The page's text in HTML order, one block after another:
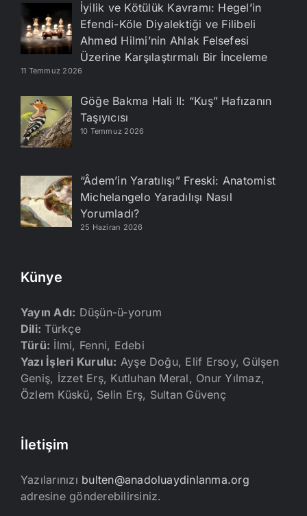
İyilik ve Kötülük Kavramı: Hegel’in
Efendi-Köle Diyalektiği ve Filibeli
Ahmed Hilmi’nin Ahlak Felsefesi
Üzerine Karşılaştırmalı Bir İnceleme
11 Temmuz 2026
Göğe Bakma Hali II: “Kuş” Hafızanın
Taşıyıcısı
10 Temmuz 2026
“Âdem’in Yaratılışı” Freski: Anatomist
Michelangelo Yaradılışı Nasıl
Yorumladı?
25 Haziran 2026
Künye
Yayın Adı: Düşün-ü-yorum
Dili: Türkçe
Türü: İlmi, Fenni, Edebi
Yazı İşleri Kurulu: Ayşe Doğu, Elif Ersoy, Gülşen
Geniş, İzzet Erş, Kutluhan Meral, Onur Yılmaz,
Özlem Küskü, Selin Erş, Sultan Güvenç
İletişim
Yazılarınızı bulten@anadoluaydinlanma.org
adresine gönderebilirsiniz.